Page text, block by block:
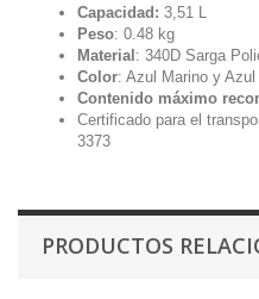
Capacidad: 3,51 L
Peso: 0.48 kg
Material : 340D Sarga
Color: Azul Marino y
Contenido máximo
Certificado para el
3373
PRODUCTOS